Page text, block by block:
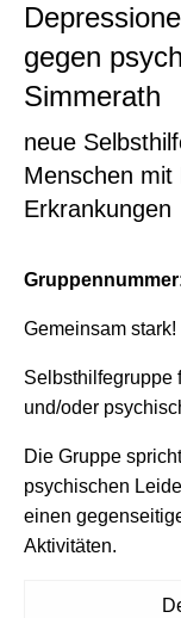
gegen
Simmerath
neue
Menschen mit
Erkrankungen
Gemeinsam stark!
Selbsthilfegruppe
und/oder
Die Gruppe
psychischen
einen
Aktivitäten.